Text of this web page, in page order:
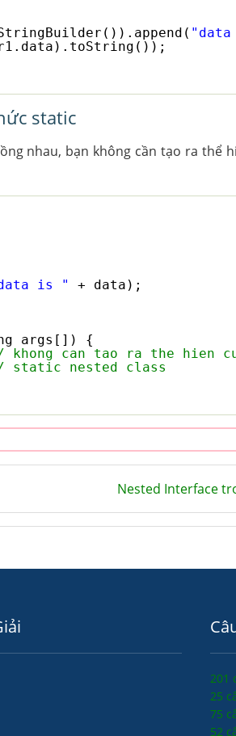
static
nhau, bạn không cần tạo ra thể
is "
+ data);
args[]) {
khong can tao ra the hien
static nested class
Nested Interface
201
25
75
52